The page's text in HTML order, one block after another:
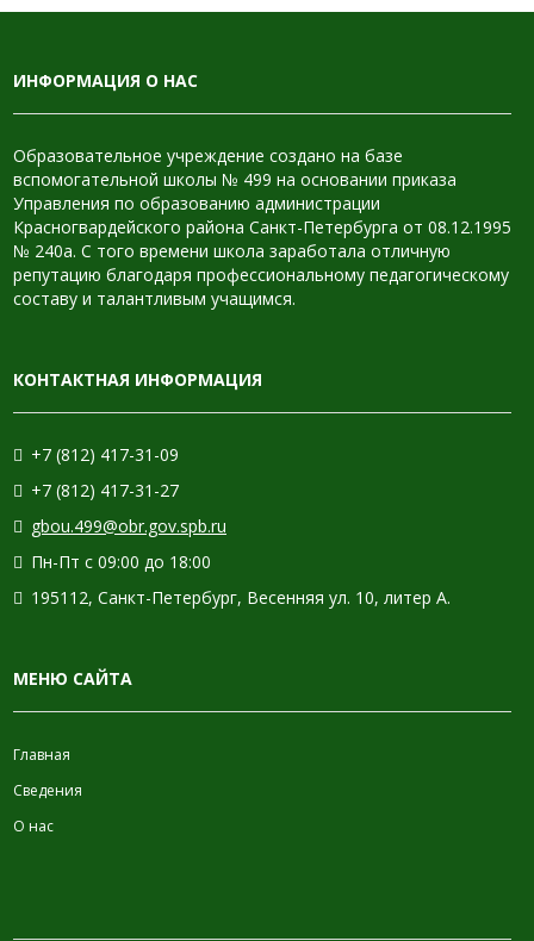
ИНФОРМАЦИЯ О НАС
Образовательное учреждение создано на базе
вспомогательной школы № 499 на основании приказа
Управления по образованию администрации
Красногвардейского района Санкт-Петербурга от 08.12.1995
№ 240а. С того времени школа заработала отличную
репутацию благодаря профессиональному педагогическому
составу и талантливым учащимся.
КОНТАКТНАЯ ИНФОРМАЦИЯ
+7 (812) 417-31-09
+7 (812) 417-31-27
gbou.499@obr.gov.spb.ru
Пн-Пт с 09:00 до 18:00
195112, Санкт-Петербург, Весенняя ул. 10, литер А.
МЕНЮ САЙТА
Главная
Сведения
О нас